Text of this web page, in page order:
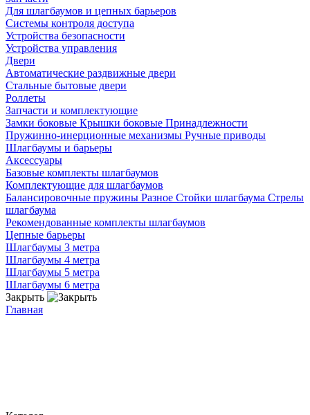
Для шлагбаумов и цепных барьеров
Системы контроля доступа
Устройства безопасности
Устройства управления
Двери
Автоматические раздвижные двери
Стальные бытовые двери
Роллеты
Запчасти и комплектующие
Замки боковые Крышки боковые Принадлежности
Пружинно-инерционные механизмы Ручные приводы
Шлагбаумы и барьеры
Аксессуары
Базовые комплекты шлагбаумов
Комплектующие для шлагбаумов
Балансировочные пружины Разное Стойки шлагбаума Стрелы
шлагбаума
Рекомендованные комплекты шлагбаумов
Цепные барьеры
Шлагбаумы 3 метра
Шлагбаумы 4 метра
Шлагбаумы 5 метра
Шлагбаумы 6 метра
Закрыть
Главная